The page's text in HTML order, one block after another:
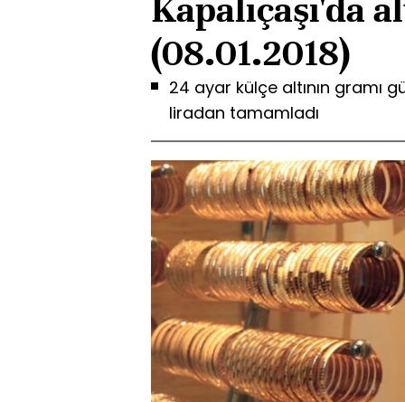
Kapalıçaşı'da
(08.01.2018)
24 ayar külçe altının gramı
liradan tamamladı